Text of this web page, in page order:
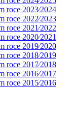
roce 2023⁄2024
roce 2022⁄2023
roce 2021⁄2022
roce 2020⁄2021
roce 2019⁄2020
roce 2018⁄2019
roce 2017⁄2018
roce 2016⁄2017
roce 2015⁄2016